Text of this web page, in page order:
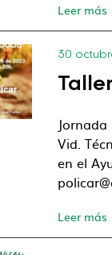
Leer más
30
Vid.
en el
Leer más